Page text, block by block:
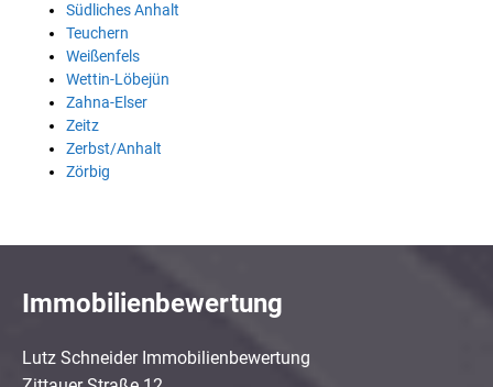
Südliches Anhalt
Teuchern
Weißenfels
Wettin-Löbejün
Zahna-Elser
Zeitz
Zerbst/Anhalt
Zörbig
Immobilienbewertung
Lutz Schneider Immobilienbewertung